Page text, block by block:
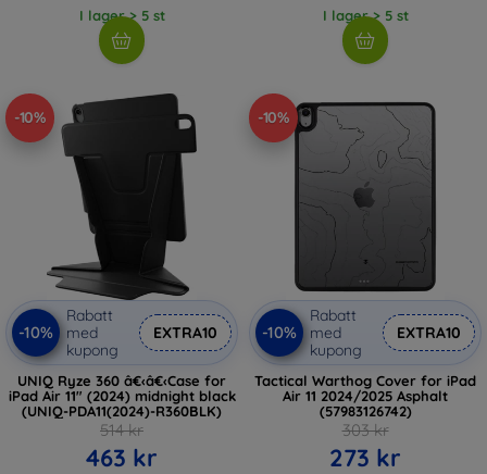
I lager > 5 st I lager > 5 st
-10%
-10%
Rabatt
med
kupong
EXTRA10
UNIQ Ryze 360 â€‹â€‹Case for
iPad Air 11" (2024) midnight black
(UNIQ-PDA11(2024)-R360BLK)
514 kr
463 kr
-10%
-10%
Rabatt
med
kupong
EXTRA10
Tactical Warthog Cover for iPad
Air 11 2024/2025 Asphalt
(57983126742)
303 kr
273 kr